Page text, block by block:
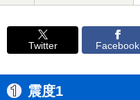
Twitter Facebook
震度1